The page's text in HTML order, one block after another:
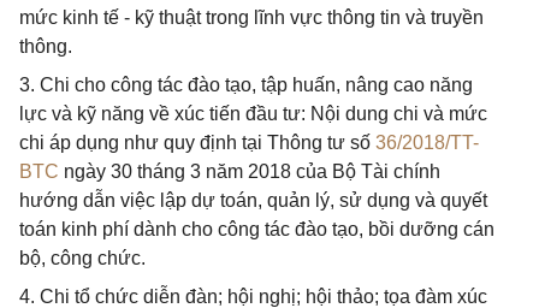
mức kinh tế - kỹ thuật trong lĩnh vực thông tin và truyền
thông.
3. Chi cho công tác đào tạo, tập huấn, nâng cao năng
lực và kỹ năng về xúc tiến đầu tư: Nội dung chi và mức
chi áp dụng như quy định tại Thông tư số 36/2018/TT-
BTC ngày 30 tháng 3 năm 2018 của Bộ Tài chính
hướng dẫn việc lập dự toán, quản lý, sử dụng và quyết
toán kinh phí dành cho công tác đào tạo, bồi dưỡng cán
bộ, công chức.
4. Chi tổ chức diễn đàn; hội nghị; hội thảo; tọa đàm xúc